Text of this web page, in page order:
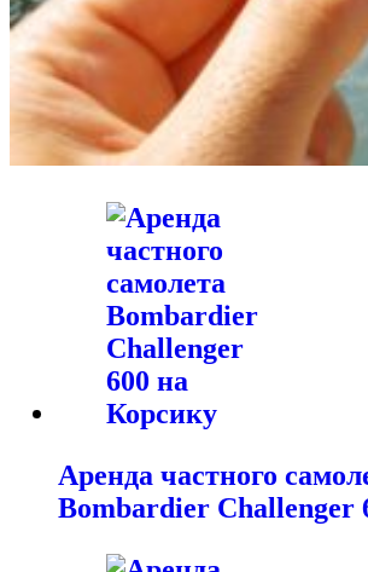
Аренда частного
Bombardier Challenger